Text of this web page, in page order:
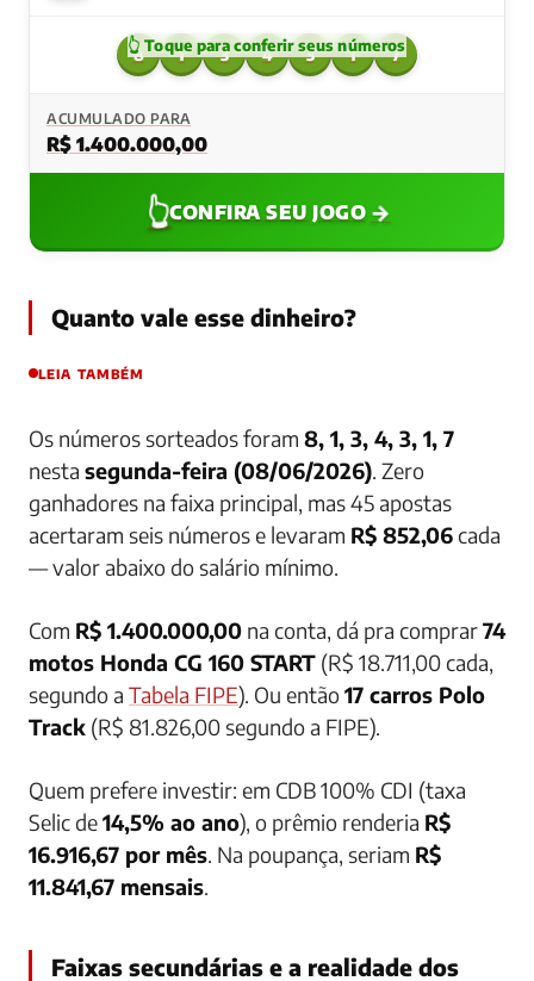
8 1 3 4 3 1 7
ACUMULADO PARA
R$ 1.400.000,00
👆CONFIRA SEU JOGO →
Quanto vale esse dinheiro?
LEIA TAMBÉM
Os números sorteados foram 8, 1, 3, 4, 3, 1, 7
nesta segunda-feira (08/06/2026). Zero
ganhadores na faixa principal, mas 45 apostas
acertaram seis números e levaram R$ 852,06cada
— valor abaixo do salário mínimo.
Com R$ 1.400.000,00 na conta, dá pra comprar74
motos Honda CG 160 START (R$ 18.711,00 cada,
segundo a Tabela FIPE). Ou então17 carros Polo
Track (R$ 81.826,00 segundo a FIPE).
Quem prefere investir: em CDB 100% CDI (taxa
Selic de14,5% ao ano), o prêmio renderia R$
16.916,67 por mês. Na poupança, seriam R$
11.841,67 mensais.
Faixas secundárias e a realidade dos